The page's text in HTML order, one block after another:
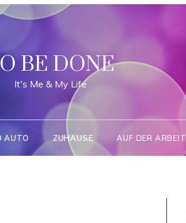
BE DONE
It's Me & My Life
AUTO ZUHAUSE AUF DER ARBEIT